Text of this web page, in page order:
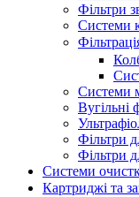
Фільтри
Системи
Системи
Вугільні
Фільтри
Фільтри
Системи
Картриджі та